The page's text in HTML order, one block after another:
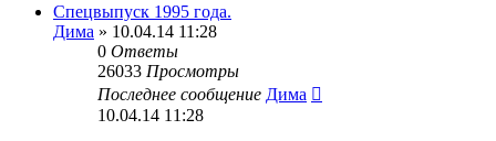
Спецвыпуск 1995 года.
Дима » 10.04.14 11:28
0 Ответы
26033 Просмотры
Последнее сообщение Дима
10.04.14 11:28